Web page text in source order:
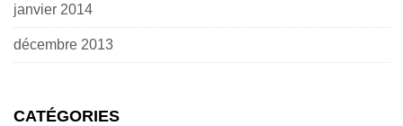
janvier 2014
décembre 2013
CATÉGORIES